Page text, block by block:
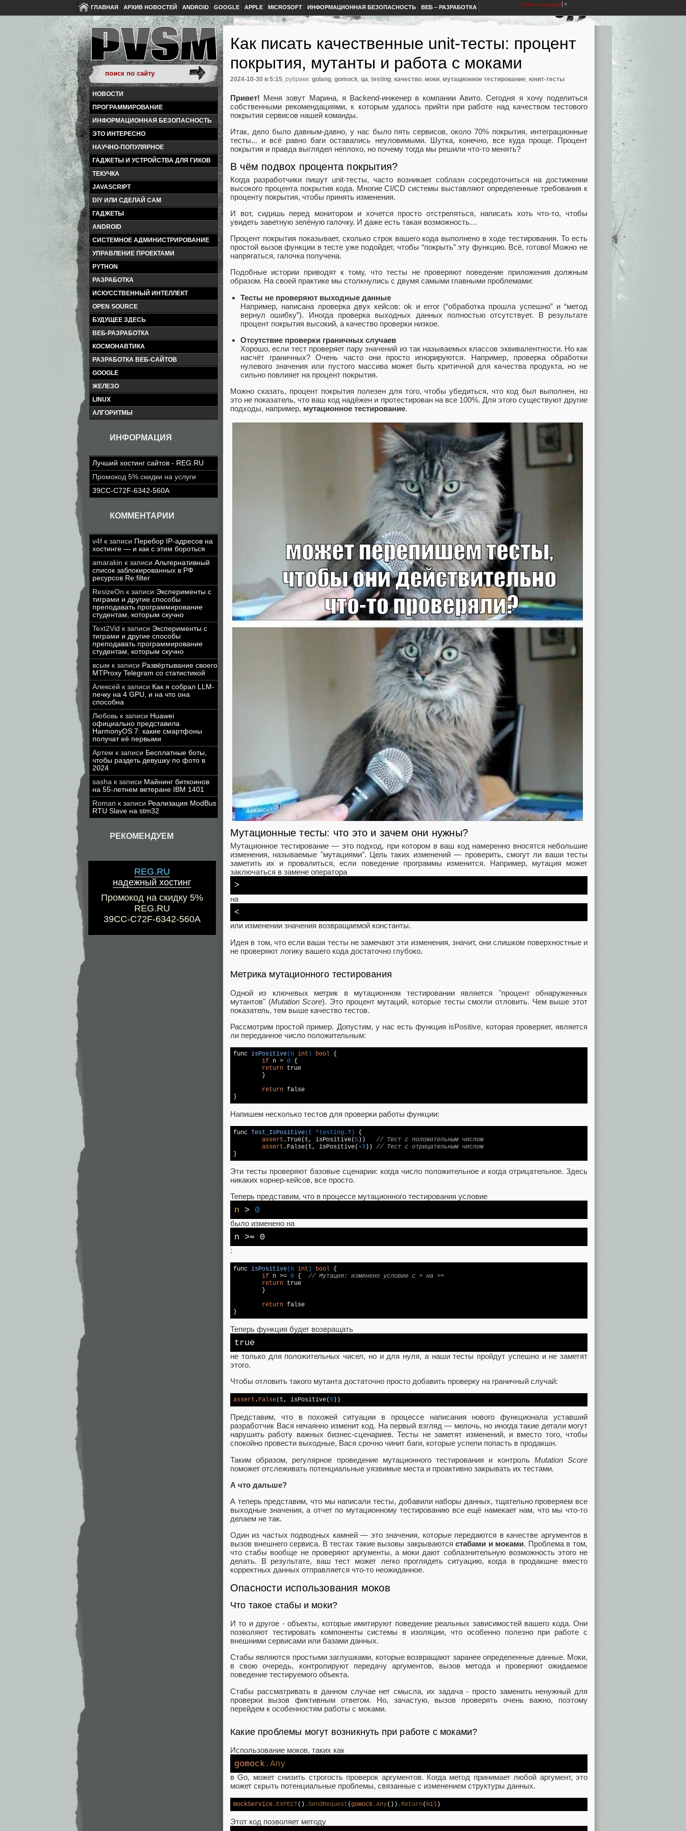
ГЛАВНАЯ АРХИВ НОВОСТЕЙ ANDROID GOOGLE APPLE MICROSOFT ИНФОРМАЦИОННАЯ БЕЗОПАСНОСТЬ ВЕБ – РАЗРАБОТКА Select Language ▼
НОВОСТИ
ПРОГРАММИРОВАНИЕ
ИНФОРМАЦИОННАЯ БЕЗОПАСНОСТЬ
ЭТО ИНТЕРЕСНО
НАУЧНО-ПОПУЛЯРНОЕ
ГАДЖЕТЫ И УСТРОЙСТВА ДЛЯ ГИКОВ
ТЕКУЧКА
JAVASCRIPT
DIY ИЛИ СДЕЛАЙ САМ
ГАДЖЕТЫ
ANDROID
СИСТЕМНОЕ АДМИНИСТРИРОВАНИЕ
УПРАВЛЕНИЕ ПРОЕКТАМИ
PYTHON
РАЗРАБОТКА
ИСКУССТВЕННЫЙ ИНТЕЛЛЕКТ
OPEN SOURCE
БУДУЩЕЕ ЗДЕСЬ
ВЕБ-РАЗРАБОТКА
КОСМОНАВТИКА
РАЗРАБОТКА ВЕБ-САЙТОВ
GOOGLE
ЖЕЛЕЗО
LINUX
АЛГОРИТМЫ
ИНФОРМАЦИЯ
Лучший хостинг сайтов - REG.RU
Промокод 5% скидки на услуги
39CC-C72F-6342-560A
КОММЕНТАРИИ
v4f к записи Перебор IP-адресов на
хостинге — и как с этим бороться
amarakin к записи Альтернативный
список заблокированных в РФ
ресурсов Re:filter
ResizeOn к записи Эксперименты с
тиграми и другие способы
преподавать программирование
студентам, которым скучно
Text2Vid к записи Эксперименты с
тиграми и другие способы
преподавать программирование
студентам, которым скучно
всым к записи Развёртывание своего
MTProxy Telegram со статистикой
Алексей к записи Как я собрал LLM-
печку на 4 GPU, и на что она
способна
Любовь к записи Huawei
официально представила
HarmonyOS 7: какие смартфоны
получат её первыми
Артем к записи Бесплатные боты,
чтобы раздеть девушку по фото в
2024
sasha к записи Майнинг биткоинов
на 55-летнем ветеране IBM 1401
Roman к записи Реализация ModBus
RTU Slave на stm32
РЕКОМЕНДУЕМ
REG.RU
надежный хостинг
Промокод на скидку 5%
REG.RU
39CC-C72F-6342-560A
Как писать качественные unit-тесты: процент
покрытия, мутанты и работа с моками
2024-10-30 в 5:15, рубрики: golang, gomock, qa, testing, качество, моки, мутационное тестирование, юнит-тесты
Привет! Меня зовут Марина, я Backend-инженер в компании Авито. Сегодня я хочу поделиться
собственными рекомендациями, к которым удалось прийти при работе над качеством тестового
покрытия сервисов нашей команды.
Итак, дело было давным-давно, у нас было пять сервисов, около 70% покрытия, интеграционные
тесты... и всё равно баги оставались неуловимыми. Шутка, конечно, все куда проще. Процент
покрытия и правда выглядел неплохо, но почему тогда мы решили что-то менять?
В чём подвох процента покрытия?
Когда разработчики пишут unit-тесты, часто возникает соблазн сосредоточиться на достижении
высокого процента покрытия кода. Многие CI/CD системы выставляют определенные требования к
проценту покрытия, чтобы принять изменения.
И вот, сидишь перед монитором и хочется просто отстреляться, написать хоть что-то, чтобы
увидеть заветную зелёную галочку. И даже есть такая возможность…
Процент покрытия показывает, сколько строк вашего кода выполнено в ходе тестирования. То есть
простой вызов функции в тесте уже подойдет, чтобы “покрыть” эту функцию. Всё, готово! Можно не
напрягаться, галочка получена.
Подобные истории приводят к тому, что тесты не проверяют поведение приложения должным
образом. На своей практике мы столкнулись с двумя самыми главными проблемами:
Тесты не проверяют выходные данные
Например, написана проверка двух кейсов: ok и error (“обработка прошла успешно” и “метод
вернул ошибку”). Иногда проверка выходных данных полностью отсутствует. В результате
процент покрытия высокий, а качество проверки низкое.
Отсутствие проверки граничных случаев
Хорошо, если тест проверяет пару значений из так называемых классов эквивалентности. Но как
насчёт граничных? Очень часто они просто игнорируются. Например, проверка обработки
нулевого значения или пустого массива может быть критичной для качества продукта, но не
сильно повлияет на процент покрытия.
Можно сказать, процент покрытия полезен для того, чтобы убедиться, что код был выполнен, но
это не показатель, что ваш код надёжен и протестирован на все 100%. Для этого существуют другие
подходы, например, мутационное тестирование.
Мутационные тесты: что это и зачем они нужны?
Мутационное тестирование — это подход, при котором в ваш код намеренно вносятся небольшие
изменения, называемые "мутациями". Цель таких изменений — проверить, смогут ли ваши тесты
заметить их и провалиться, если поведение программы изменится. Например, мутация может
заключаться в замене оператора
>
на
<
или изменении значения возвращаемой константы.
Идея в том, что если ваши тесты не замечают эти изменения, значит, они слишком поверхностные и
не проверяют логику вашего кода достаточно глубоко.
Метрика мутационного тестирования
Одной из ключевых метрик в мутационном тестировании является "процент обнаруженных
мутантов" (Mutation Score). Это процент мутаций, которые тесты смогли отловить. Чем выше этот
показатель, тем выше качество тестов.
Рассмотрим простой пример. Допустим, у нас есть функция isPositive, которая проверяет, является
ли переданное число положительным:
func isPositive(n int ) bool {
if n > 0 {
return true
return false
}
Напишем несколько тестов для проверки работы функции:
func Test_IsPositive(t *testing.T)
{
assert .True(t, isPositive( 5 )) // Тест с положительным числом
assert .False(t, isPositive(-3 )) // Тест с отрицательным числом
}
Эти тесты проверяют базовые сценарии: когда число положительное и когда отрицательное. Здесь
никаких корнер-кейсов, все просто.
Теперь представим, что в процессе мутационного тестирования условие
n > 0
было изменено на
n >= 0
:
func isPositive(n int ) bool {
if n >= 0 { // Мутация: изменено условие с > на >=
return true
return false
}
Теперь функция будет возвращать
true
не только для положительных чисел, но и для нуля, а наши тесты пройдут успешно и не заметят
этого.
Чтобы отловить такого мутанта достаточно просто добавить проверку на граничный случай:
assert . False(t, isPositive(0 ))
Представим, что в похожей ситуации в процессе написания нового функционала уставший
разработчик Вася нечаянно изменит код. На первый взгляд — мелочь, но иногда такие детали могут
нарушить работу важных бизнес-сценариев. Тесты не заметят изменений, и вместо того, чтобы
спокойно провести выходные, Вася срочно чинит баги, которые успели попасть в продакшн.
Таким образом, регулярное проведение мутационного тестирования и контроль Mutation Score
поможет отслеживать потенциальные уязвимые места и проактивно закрывать их тестами.
А что дальше?
А теперь представим, что мы написали тесты, добавили наборы данных, тщательно проверяем все
выходные значения, а отчет по мутационному тестированию все ещё намекает нам, что мы что-то
делаем не так.
Один из частых подводных камней — это значения, которые передаются в качестве аргументов в
вызов внешнего сервиса. В тестах такие вызовы закрываютсястабами и моками. Проблема в том,
что стабы вообще не проверяют аргументы, а моки дают соблазнительную возможность этого не
делать. В результате, ваш тест может легко проглядеть ситуацию, когда в продакшне вместо
корректных данных отправляется что-то неожиданное.
Опасности использования моков
Что такое стабы и моки?
И то и другое - объекты, которые имитируют поведение реальных зависимостей вашего кода. Они
позволяют тестировать компоненты системы в изоляции, что особенно полезно при работе с
внешними сервисами или базами данных.
Стабы являются простыми заглушками, которые возвращают заранее определенные данные. Моки,
в свою очередь, контролируют передачу аргументов, вызов метода и проверяют ожидаемое
поведение тестируемого объекта.
Стабы рассматривать в данном случае нет смысла, их задача - просто заменить ненужный для
проверки вызов фиктивным ответом. Но, зачастую, вызов проверять очень важно, поэтому
перейдем к особенностям работы с моками.
Какие проблемы могут возникнуть при работе с моками?
Использование моков, таких как
gomock .Any
в Go, может снизить строгость проверок аргументов. Когда метод принимает любой аргумент, это
может скрыть потенциальные проблемы, связанные с изменением структуры данных.
mockService .EXPECT() .SendRequest (gomock .Any()) .Return ( nil )
Этот код позволяет методу